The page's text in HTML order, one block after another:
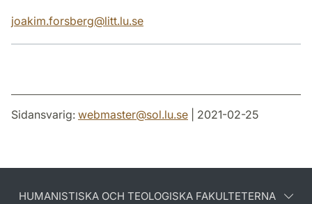
joakim.forsberg@litt.lu.se
Sidansvarig: webmaster@sol.lu.se | 2021-02-25
HUMANISTISKA OCH TEOLOGISKA FAKULTETERNA